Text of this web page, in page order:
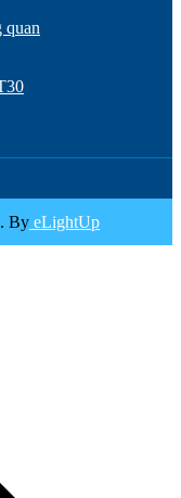
quan
By eLightUp